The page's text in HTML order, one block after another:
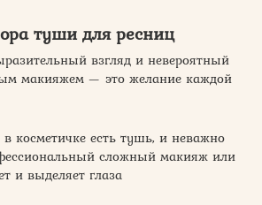
туши для ресниц
взгляд и невероятный
макияжем — это желание каждой
косметичке есть тушь, и неважно
сложный макияж или
и выделяет глаза